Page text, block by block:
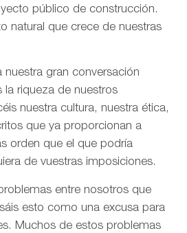
público de construcción.
natural que crece de nuestras
nuestra gran conversación
la riqueza de nuestros
nuestra cultura, nuestra ética,
que ya proporcionan a
orden que el que podría
de vuestras imposiciones.
entre nosotros que
esto como una excusa para
Muchos de estos problemas